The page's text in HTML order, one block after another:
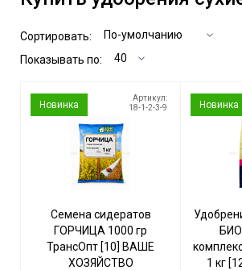
Сортировать:
Показывать по:
Новинка
Артикул:
18-1-2-3-9
Семена сидератов
ГОРЧИЦА 1000 гр
ТрансОпт [10] ВАШЕ
ХОЗЯЙСТВО
Новинка
1 кг